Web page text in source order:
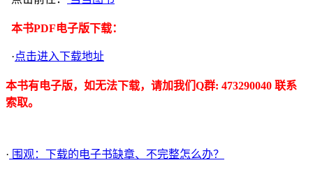
本书PDF电子版下载：
·点击进入下载地址
本书有电子版，如无法下载，请加我们Q群: 473290040 联系
索取。
· 围观：下载的电子书缺章、不完整怎么办？